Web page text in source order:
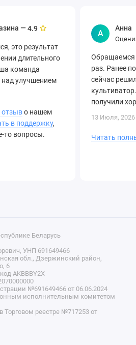
—4.9
это результат
длительного
команда
над улучшением
отзыво нашем
в поддержку,
то вопросы.
А
Анна
Обращаемся
раз. Ранее
сейчас
получили
13 Июля, 2026
Читать
Беларусь
УНП 691649466
обл., Дзержинский район,
6
AKBBBY2X
№691649466 от 06.06.2024
исполнительным комитетом
реестре №717253 от